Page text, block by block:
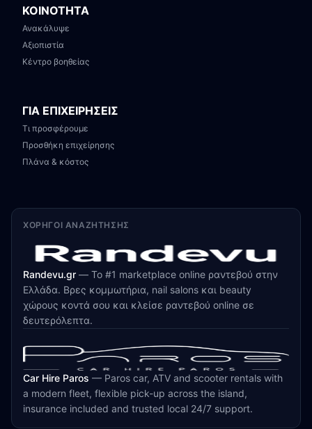
ΚΟΙΝΟΤΗΤΑ
Ανακάλυψε
Αξιοπιστία
Κέντρο βοηθείας
ΓΙΑ ΕΠΙΧΕΙΡΗΣΕΙΣ
Τι προσφέρουμε
Προσθήκη επιχείρησης
Πλάνα & κόστος
ΧΟΡΗΓΟΊ ΑΝΑΖΉΤΗΣΗΣ
Randevu.gr — Το #1 marketplace online ραντεβού στην
Ελλάδα. Βρες κομμωτήρια, nail salons και beauty
χώρους κοντά σου και κλείσε ραντεβού online σε
δευτερόλεπτα.
Car Hire Paros — Paros car, ATV and scooter rentals with
a modern fleet, flexible pick-up across the island,
insurance included and trusted local 24/7 support.